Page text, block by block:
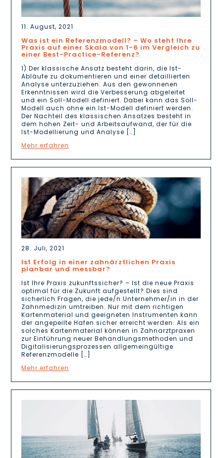
11. August, 2021
Was ist ein Referenzmodell? – Wo steht Ihre
Praxis auf einer Skala von 1-6 im Vergleich zu
einer Best-Practice-Referenz?
1) Der klassische Ansatz besteht darin, die Ist-
Abläufe zu dokumentieren und einer detaillierten
Analyse unterzuziehen. Aus den gewonnenen
Erkenntnissen wird die Verbesserung abgeleitet
und ein Soll-Modell definiert. Dabei kann das Soll-
Modell auch ohne ein Ist-Modell definiert werden.
Der Nachteil des klassischen Ansatzes besteht in
dem hohen Zeit- und Arbeitsaufwand, der für die
Ist-Modellierung und Analyse […]
Mehr erfahren
28. Juli, 2021
Ist Erfolg in einer zahnärztlichen Praxis
planbar und messbar?
Ist Ihre Praxis zukunftssicher? – Ist die neue Praxis
optimal für die Zukunft aufgestellt? Dies sind
sicherlich Fragen, die jede/n Unternehmer/in in der
Zahnmedizin umtreiben. Nur mit dem richtigen
Kartenmaterial und geeigneten Instrumenten kann
der angepeilte Hafen sicher erreicht werden. Als ein
solches Kartenmaterial können in Zahnarztpraxen
zur Einführung neuer Behandlungsmethoden und
Digitalisierungsprozessen allgemeingültige
Referenzmodelle […]
Mehr erfahren